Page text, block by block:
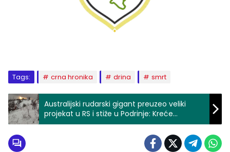
Tags: crna hronika drina smrt
Australijski rudarski gigant preuzeo veliki
projekat u RS i stiže u Podrinje: Kreće
potraga!